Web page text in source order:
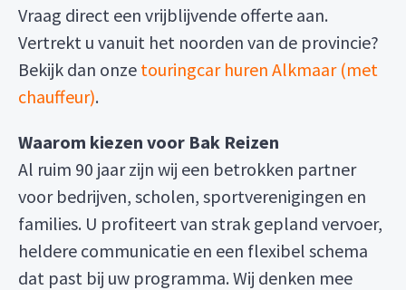
Vraag direct een vrijblijvende offerte aan.
Vertrekt u vanuit het noorden van de provincie?
Bekijk dan onze touringcar huren Alkmaar (met
chauffeur).
Waarom kiezen voor Bak Reizen
Al ruim 90 jaar zijn wij een betrokken partner
voor bedrijven, scholen, sportverenigingen en
families. U profiteert van strak gepland vervoer,
heldere communicatie en een flexibel schema
dat past bij uw programma. Wij denken mee